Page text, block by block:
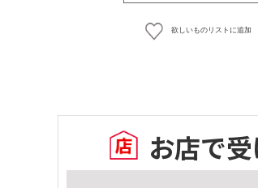
欲しいものリストに追加
お店で